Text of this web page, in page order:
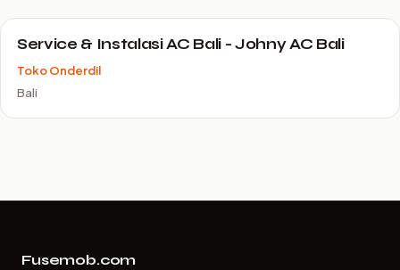
Service & Instalasi AC Bali - Johny AC Bali
Toko Onderdil
Bali
Fusemob.com